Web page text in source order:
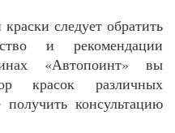
следует обратить
и рекомендации
«Автопоинт» вы
красок различных
консультацию